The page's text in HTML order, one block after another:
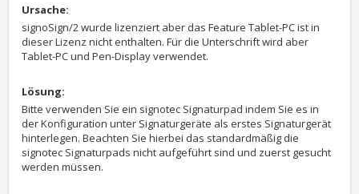
Ursache:
signoSign/2 wurde lizenziert aber das Feature Tablet-PC ist in
dieser Lizenz nicht enthalten. Für die Unterschrift wird aber
Tablet-PC und Pen-Display verwendet.
Lösung:
Bitte verwenden Sie ein signotec Signaturpad indem Sie es in
der Konfiguration unter Signaturgeräte als erstes Signaturgerät
hinterlegen. Beachten Sie hierbei das standardmäßig die
signotec Signaturpads nicht aufgeführt sind und zuerst gesucht
werden müssen.